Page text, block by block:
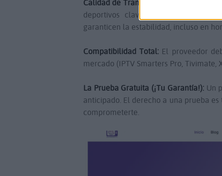
Calidad de Transmisión (4K Real):
El
deportivos clave (LaLiga,
garanticen la estabilidad, incluso en
Compatibilidad Total: El proveedor
mercado (IPTV Smarters Pro, Tivimate,
La Prueba Gratuita (¡Tu Garantía!):Un
anticipado. El derecho a una prueba
comprometerte.